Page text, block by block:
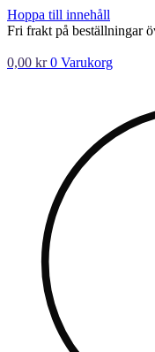
Hoppa till innehåll
Fri frakt på beställningar
0,00 kr 0 Varukorg